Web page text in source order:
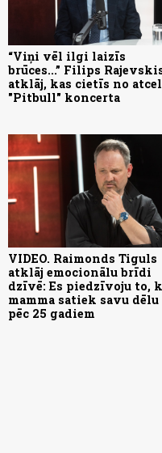
“Viņi vēl ilgi laizīs
brūces...” Filips
atklāj, kas cietīs no
"Pitbull" koncerta
VIDEO. Raimonds Tiguls
atklāj emocionālu brīdi
dzīvē: Es piedzīvoju to,
mamma satiek savu dēlu
pēc 25 gadiem